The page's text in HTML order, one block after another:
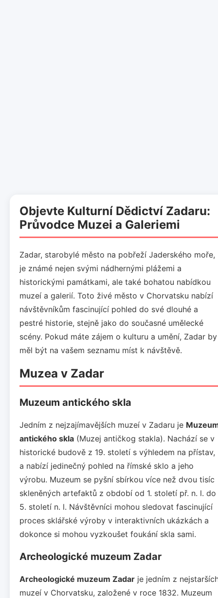
Objevte Kulturní Dědictví Zadaru:
Průvodce Muzei a Galeriemi
Zadar, starobylé město na pobřeží Jaderského moře,
je známé nejen svými nádhernými plážemi a
historickými památkami, ale také bohatou nabídkou
muzeí a galerií. Toto živé město v Chorvatsku nabízí
návštěvníkům fascinující pohled do své dlouhé a
pestré historie, stejně jako do současné umělecké
scény. Pokud máte zájem o kulturu a umění, Zadar by
měl být na vašem seznamu míst k návštěvě.
Muzea v Zadar
Muzeum antického skla
Jedním z nejzajímavějších muzeí v Zadaru je
antického skla (Muzej antičkog stakla). Nachází se v
historické budově z 19. století s výhledem na přístav,
a nabízí jedinečný pohled na římské sklo a jeho
výrobu. Muzeum se pyšní sbírkou více než dvou tisíc
skleněných artefaktů z období od 1. století př. n. l. do
5. století n. l. Návštěvníci mohou sledovat fascinující
proces sklářské výroby v interaktivních ukázkách a
dokonce si mohou vyzkoušet foukání skla sami.
Archeologické muzeum Zadar
Archeologické muzeum Zadar je jedním z
muzeí v Chorvatsku, založené v roce 1832. Muzeum